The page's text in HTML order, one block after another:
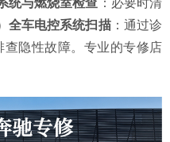
：通过车主评价了解其服务
检测报告与报价清单。
有哪些关键项目容易被忽
机。除了标准项目，还应关